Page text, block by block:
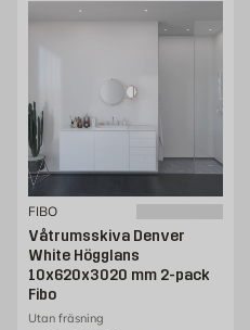
FIBO
Våtrumsskiva Denver
White Högglans
10x620x3020 mm 2-pack
Fibo
Utan fräsning